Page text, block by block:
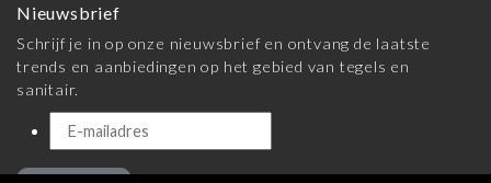
Nieuwsbrief
Schrijf je in op onze nieuwsbrief en ontvang de laatste
trends en aanbiedingen op het gebied van tegels en
sanitair.